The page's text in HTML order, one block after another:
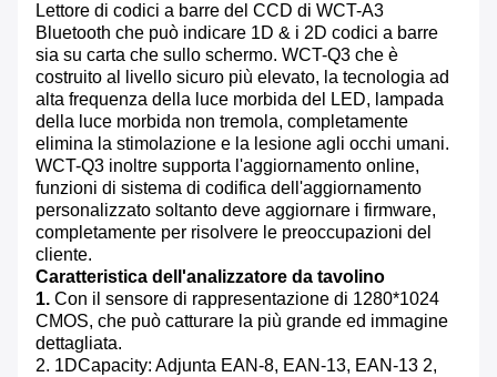
Lettore di codici a barre del CCD di WCT-A3
Bluetooth che può indicare 1D & i 2D codici a barre
sia su carta che sullo schermo. WCT-Q3 che è
costruito al livello sicuro più elevato, la tecnologia ad
alta frequenza della luce morbida del LED, lampada
della luce morbida non tremola, completamente
elimina la stimolazione e la lesione agli occhi umani.
WCT-Q3 inoltre supporta l'aggiornamento online,
funzioni di sistema di codifica dell'aggiornamento
personalizzato soltanto deve aggiornare i firmware,
completamente per risolvere le preoccupazioni del
cliente.
Caratteristica dell'analizzatore da tavolino
1. Con il sensore di rappresentazione di 1280*1024
CMOS, che può catturare la più grande ed immagine
dettagliata.
2. 1DCapacity: Adjunta EAN-8, EAN-13, EAN-13 2,